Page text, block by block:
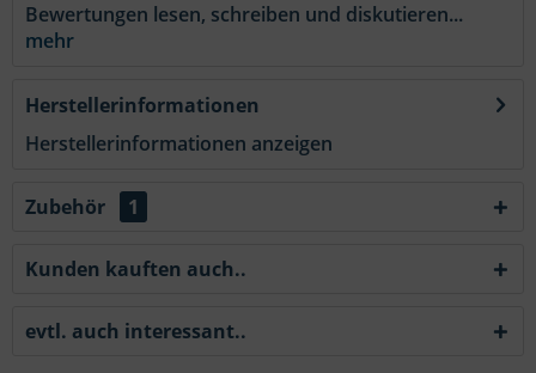
Bewertungen lesen, schreiben und diskutieren...
mehr
Herstellerinformationen
Herstellerinformationen anzeigen
Zubehör 1
Kunden kauften auch..
evtl. auch interessant..